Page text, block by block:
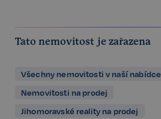
Tato nemovitost je zařazena
Všechny nemovitosti v naší nabídce
Nemovitosti na prodej
Jihomoravské reality na prodej